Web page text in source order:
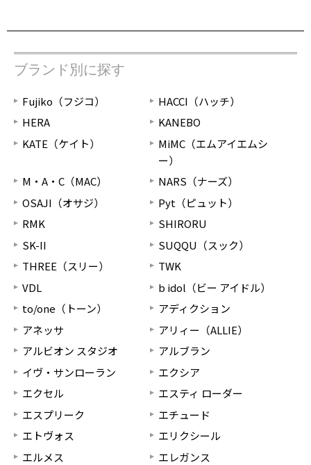
ブランド別に探す
Fujiko（フジコ）
HACCI（ハッチ）
HERA
KANEBO
KATE（ケイト）
MiMC（エムアイエムシ
ー）
M・A・C（MAC）
NARS（ナーズ）
OSAJI（オサジ）
Pyt（ピュット）
RMK
SHIRORU
SK-II
SUQQU（スック）
THREE（スリー）
TWK
VDL
b idol（ビー アイドル）
to/one（トーン）
アディクション
アネッサ
アリィー（ALLIE）
アルビオン スタジオ
アルブラン
イヴ・サンローラン
エクシア
エクセル
エスティ ローダー
エスプリーク
エチュード
エトヴォス
エリクシール
エルメス
エレガンス